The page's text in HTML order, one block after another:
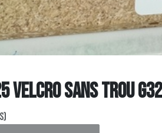
Velcro Sans Trou